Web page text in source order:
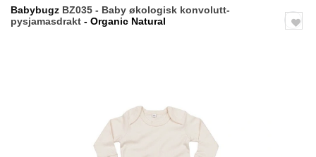
Babybugz BZ035 - Baby økologisk konvolutt-
pysjamasdrakt - Organic Natural